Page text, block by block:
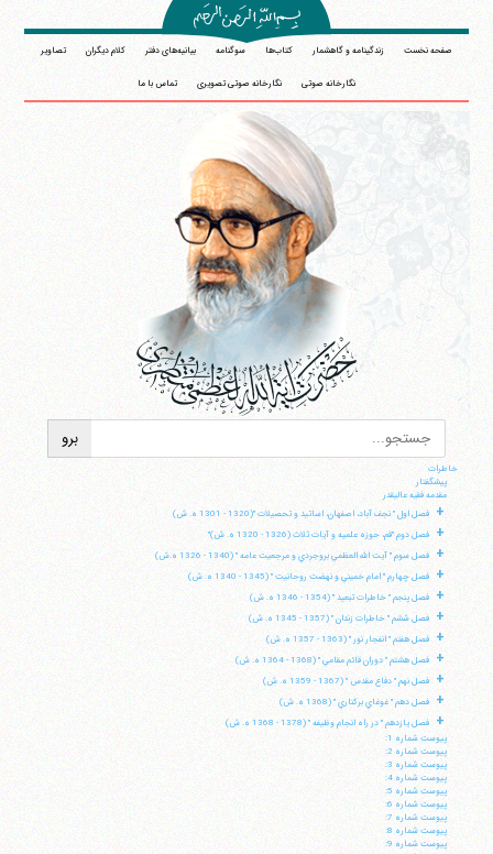
صفحه نخست زندگینامه و گاهشمار کتاب‌ها سوگنامه بیانیه‌های دفتر کلام دیگران تصاویر
نگارخانه صوتی نگارخانه صوتی تصویری تماس با ما
خاطرات
پيشگفتار
مقدمه فقيه عاليقدر
+ فصل اول " نجف آباد، اصفهان، اساتيد و تحصيلات "(1320 - 1301 ه. ش)
+ فصل دوم "قم، حوزه علميه و آيات ثلاث (1326 - 1320 ه. ش)"
+ فصل سوم " آيت الله العظمي بروجردي و مرجعيت عامه " (1340 - 1326 ه.ش)
+ فصل چهارم " امام خميني و نهضت روحانيت " (1345 - 1340 ه. ش)
+ فصل پنجم " خاطرات تبعيد " (1354 - 1346 ه. ش)
+ فصل ششم " خاطرات زندان " (1357 - 1345 ه. ش)
+ فصل هفتم " انفجار نور " (1363 - 1357 ه. ش)
+ فصل هشتم " دوران قائم مقامي " (1368 - 1364 ه. ش)
+ فصل نهم " دفاع مقدس " (1367 - 1359 ه. ش)
+ فصل دهم " غوغاي بركناري " (1368 ه. ش)
+
فصل يازدهم " در راه انجام وظيفه " (1378 - 1368 ه. ش)
پيوست شماره 1:
پيوست شماره 2:
پيوست شماره 3:
پيوست شماره 4:
پيوست شماره 5:
پيوست شماره 6:
پيوست شماره 7:
پيوست شماره 8:
پيوست شماره 9: